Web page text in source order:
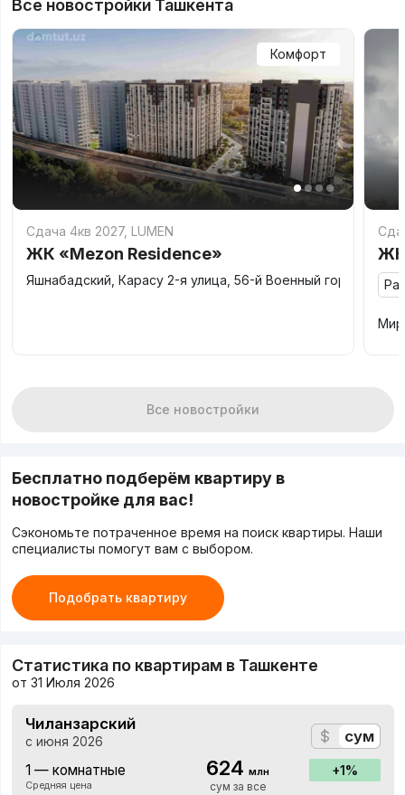
Все новостройки Ташкента
Комфорт
Сдача 4кв 2027, LUMEN
ЖК «Mezon Residence»
Яшнабадский, Карасу 2-я улица, 56-й Военный городок
ЖК
Все новостройки
Бесплатно подберём квартиру в
новостройке для вас!
Сэкономьте потраченное время на поиск квартиры. Наши
специалисты помогут вам с выбором.
Подобрать квартиру
Статистика по квартирам в Ташкенте
от 31 Июля 2026
Чиланзарский
с июня 2026 $ сум
1 — комнатные
Средняя цена
624млн
сум за все
1%